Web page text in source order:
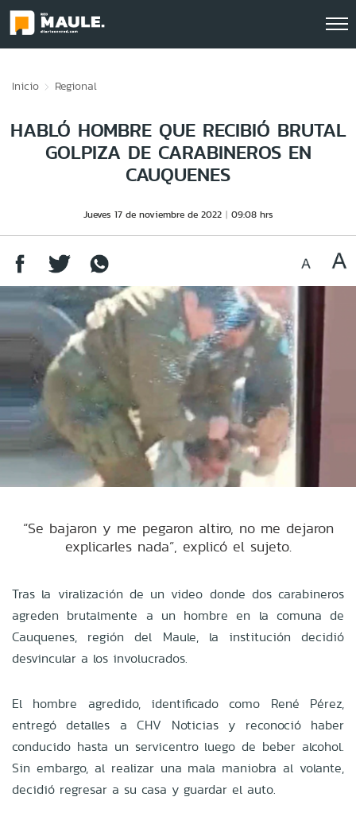
Inicio Regional
HABLÓ HOMBRE QUE RECIBIÓ BRUTAL
GOLPIZA DE CARABINEROS EN
CAUQUENES
Jueves 17 de noviembre de 2022 09:08 hrs
“Se bajaron y me pegaron altiro, no me dejaron
explicarles nada”, explicó el sujeto.
Tras la viralización de un video donde dos carabineros
agreden brutalmente a un hombre en la comuna de
Cauquenes, región del Maule, la institución decidió
desvincular a los involucrados.
El hombre agredido, identificado como René Pérez,
entregó detalles a CHV Noticias y reconoció haber
conducido hasta un servicentro luego de beber alcohol.
Sin embargo, al realizar una mala maniobra al volante,
decidió regresar a su casa y guardar el auto.